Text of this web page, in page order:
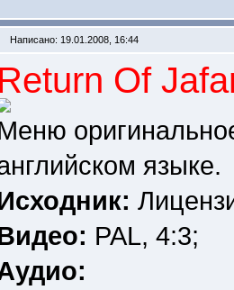
Написано: 19.01.2008, 16:44
Return Of
языке.
PAL, 4:3;